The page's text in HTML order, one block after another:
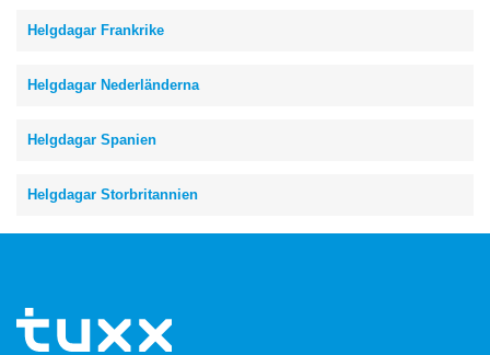
Helgdagar Frankrike
Helgdagar Nederländerna
Helgdagar Spanien
Helgdagar Storbritannien